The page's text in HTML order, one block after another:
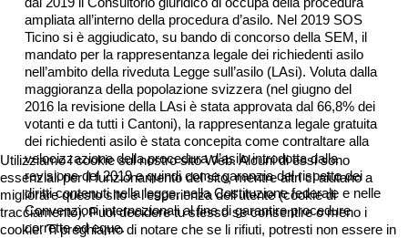
ampliata all’interno della procedura d’asilo. Nel 2019 SOS
Ticino si è aggiudicato, su bando di concorso della SEM, il
mandato per la rappresentanza legale dei richiedenti asilo
nell’ambito della riveduta Legge sull’asilo (LAsi). Voluta dalla
maggioranza della popolazione svizzera (nel giugno del
2016 la revisione della LAsi è stata approvata dal 66,8% dei
votanti e da tutti i Cantoni), la rappresentanza legale gratuita
dei richiedenti asilo è stata concepita come contraltare alla
velocizzazione della procedura d’asilo introdotta dalla
revisione del 2019 e quindi come garanzia del rispetto dei
diritti contenuti nella legge, nella Costituzione federale e nelle
Convenzioni internazionali al fine di garantire procedure
corrette ed eque.
Utilizziamo i cookie sul nostro sito Web. Alcuni di essi sono
essenziali per il funzionamento del sito, mentre altri ci aiutano a
migliorare questo sito e l'esperienza dell'utente (cookie di
tracciamento). Puoi decidere tu stesso se consentire o meno i
cookie. Ti preghiamo di notare che se li rifiuti, potresti non essere in